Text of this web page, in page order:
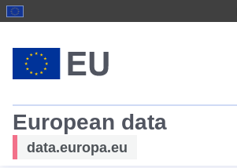
European data
data.europa.eu